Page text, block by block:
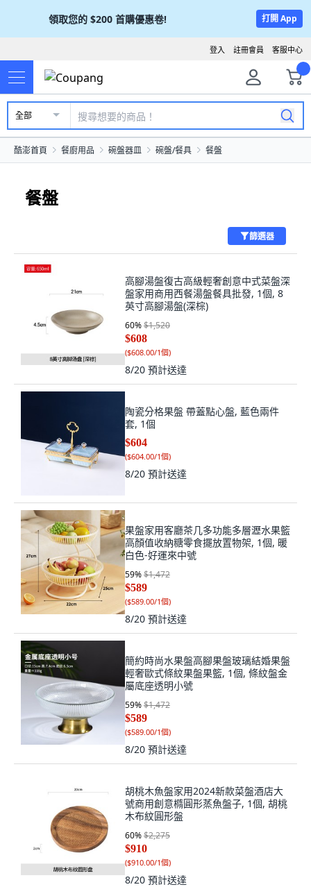
領取您的 $200 首購優惠卷! 打開 App
客服中心
註冊會員
登入
全部
酷澎首頁 餐廚用品 碗盤器皿 碗盤/餐具 餐盤
餐盤
篩選器
高腳湯盤復古高級輕奢創意中式菜盤深
盤家用商用西餐湯盤餐具批發, 1個, 8
英寸高腳湯盤(深棕)
60%$1,520
$608
($608.00/1個)
8/20 預計送達
陶瓷分格果盤 帶蓋點心盤, 藍色兩件
套, 1個
$604
($604.00/1個)
8/20 預計送達
果盤家用客廳茶几多功能多層瀝水果籃
高顏值收納糖零食擺放置物架, 1個, 暖
白色-好運來中號
59%$1,472
$589
($589.00/1個)
8/20 預計送達
簡約時尚水果盤高腳果盤玻璃結婚果盤
輕奢歐式條紋果盤果籃, 1個, 條紋盤金
屬底座透明小號
59%$1,472
$589
($589.00/1個)
8/20 預計送達
胡桃木魚盤家用2024新款菜盤酒店大
號商用創意橢圓形蒸魚盤子, 1個, 胡桃
木布紋圓形盤
60%$2,275
$910
($910.00/1個)
8/20 預計送達